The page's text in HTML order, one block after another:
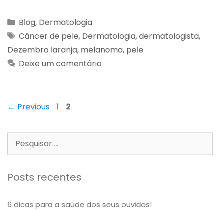
Blog, Dermatologia
Câncer de pele, Dermatologia,dermatologista,
Dezembro laranja, melanoma, pele
Deixe um comentário
← Previous 1 2
Posts recentes
6 dicas para a saúde dos seus ouvidos!